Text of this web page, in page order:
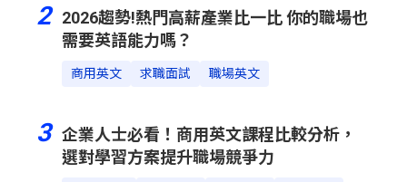
2
2026趨勢!熱門高薪產業比一比 你的職場也
需要英語能力嗎？
商用英文 求職面試 職場英文
3 企業人士必看！商用英文課程比較分析，
選對學習方案提升職場競爭力